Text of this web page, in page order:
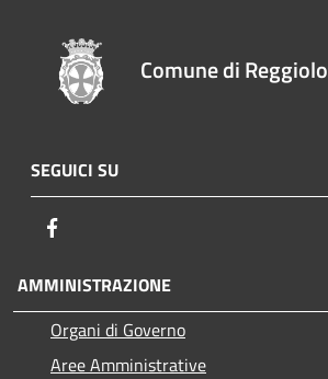
Comune di Reggiolo
SEGUICI SU
AMMINISTRAZIONE
Organi di Governo
Aree Amministrative